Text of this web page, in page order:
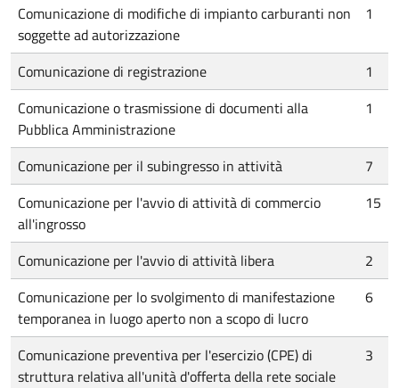
Comunicazione di modifiche di impianto carburanti non
soggette ad autorizzazione
1
Comunicazione di registrazione
1
Comunicazione o trasmissione di documenti alla
Pubblica Amministrazione
1
Comunicazione per il subingresso in attività
7
Comunicazione per l'avvio di attività di commercio
all'ingrosso
15
Comunicazione per l'avvio di attività libera
2
Comunicazione per lo svolgimento di manifestazione
temporanea in luogo aperto non a scopo di lucro
6
Comunicazione preventiva per l'esercizio (CPE) di
struttura relativa all'unità d'offerta della rete sociale
3